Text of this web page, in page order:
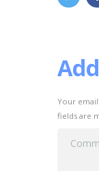
Your
fields are